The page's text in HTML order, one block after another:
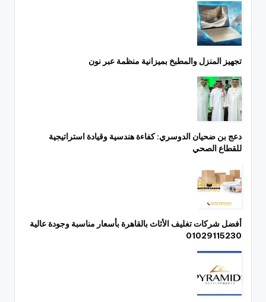
تجهيز المنزل والمطبخ بميزانية منظمة عبر نون
دعج بن ضحيان الدوسري: كفاءة هندسية وقيادة استراتيجية
للقطاع الصحي
أفضل شركات تغليف الأثاث بالقاهرة بأسعار مناسبة وجودة عالية
01029115230